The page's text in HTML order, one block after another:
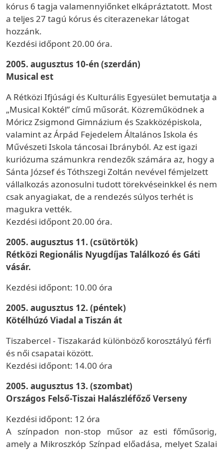
kórus 6 tagja valamennyiőnket elkápráztatott. Most
a teljes 27 tagú kórus és citerazenekar látogat
hozzánk.
Kezdési időpont 20.00 óra.
2005. augusztus 10-én (szerdán)
Musical est
A Rétközi Ifjúsági és Kulturális Egyesület bemutatja a
„Musical Koktél” című műsorát. Közreműködnek a
Móricz Zsigmond Gimnázium és Szakközépiskola,
valamint az Árpád Fejedelem Általános Iskola és
Művészeti Iskola táncosai Ibrányból. Az est igazi
kuriózuma számunkra rendezők számára az, hogy a
Sánta József és Tóthszegi Zoltán nevével fémjelzett
vállalkozás azonosulni tudott törekvéseinkkel és nem
csak anyagiakat, de a rendezés súlyos terhét is
magukra vették.
Kezdési időpont 20.00 óra.
2005. augusztus 11. (csütörtök)
Rétközi Regionális Nyugdíjas Találkozó és Gáti
vásár.
Kezdési időpont: 10.00 óra
2005. augusztus 12. (péntek)
Kötélhúzó Viadal a Tiszán át
Tiszabercel - Tiszakarád különböző korosztályú férfi
és női csapatai között.
Kezdési időpont: 14.00 óra
2005. augusztus 13. (szombat)
Országos Felső-Tiszai Halászléfőző Verseny
Kezdési időpont: 12 óra
A színpadon non-stop műsor az esti főműsorig,
amely a Mikroszkóp Színpad előadása, melyet Szalai